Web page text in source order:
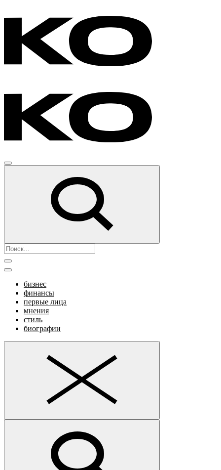
бизнес
финансы
первые лица
мнения
стиль
биографии